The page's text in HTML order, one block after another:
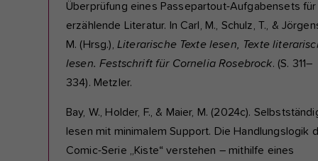
Überprüfung eines Passepartout-Aufgabensets für
erzählende Literatur. In Carl, M., Schulz, T., &
M. (Hrsg.), Literarische Texte lesen, Texte
lesen. Festschrift für Cornelia Rosebrock. (S. 311–
334). Metzler.
Bay, W., Holder, F., & Maier, M. (2024c).
lesen mit minimalem Support. Die Handlungslogik
Comic-Serie „Kiste“ verstehen – mithilfe eines